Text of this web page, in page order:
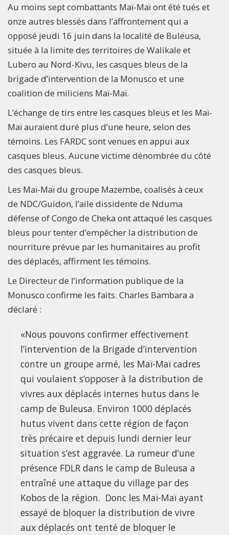
Au moins sept combattants Maï-Maï ont été tués et
onze autres blessés dans l’affrontement qui a
opposé jeudi 16 juin dans la localité de Buleusa,
située à la limite des territoires de Walikale et
Lubero au Nord-Kivu, les casques bleus de la
brigade d’intervention de la Monusco et une
coalition de miliciens Maï-Maï.
L’échange de tirs entre les casques bleus et les Maï-
Maï auraient duré plus d’une heure, selon des
témoins. Les FARDC sont venues en appui aux
casques bleus. Aucune victime dénombrée du côté
des casques bleus.
Les Maï-Maï du groupe Mazembe, coalisés à ceux
de NDC/Guidon, l’aile dissidente de Nduma
défense of Congo de Cheka ont attaqué les casques
bleus pour tenter d’empêcher la distribution de
nourriture prévue par les humanitaires au profit
des déplacés, affirment les témoins.
Le Directeur de l’information publique de la
Monusco confirme les faits. Charles Bambara a
déclaré :
«Nous pouvons confirmer effectivement
l’intervention de la Brigade d’intervention
contre un groupe armé, les Maï-Maï cadres
qui voulaient s’opposer à la distribution de
vivres aux déplacés internes hutus dans le
camp de Buleusa. Environ 1000 déplacés
hutus vivent dans cette région de façon
très précaire et depuis lundi dernier leur
situation s’est aggravée. La rumeur d’une
présence FDLR dans le camp de Buleusa a
entraîné une attaque du village par des
Kobos de la région. Donc les Maï-Maï ayant
essayé de bloquer la distribution de vivre
aux déplacés ont tenté de bloquer le